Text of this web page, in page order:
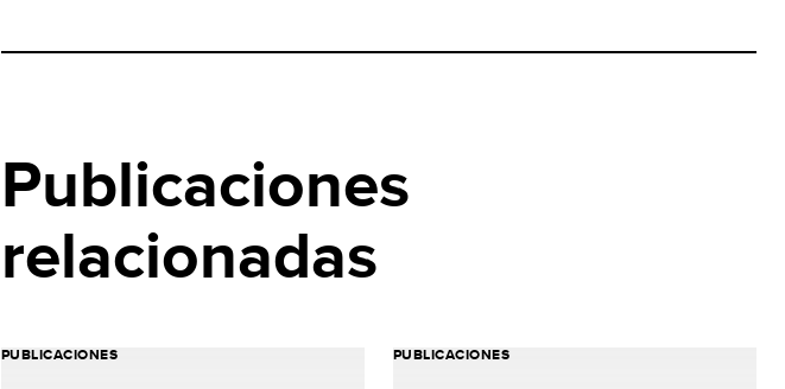
Publicaciones
relacionadas
PUBLICACIONES PUBLICACIONES